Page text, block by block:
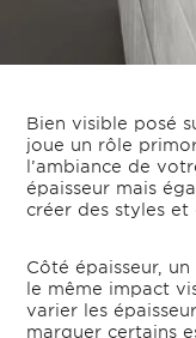
Bien visible posé
joue un rôle
l’ambiance de
épaisseur mais
créer des styles et
Côté épaisseur,
le même impact
varier les
marquer certains